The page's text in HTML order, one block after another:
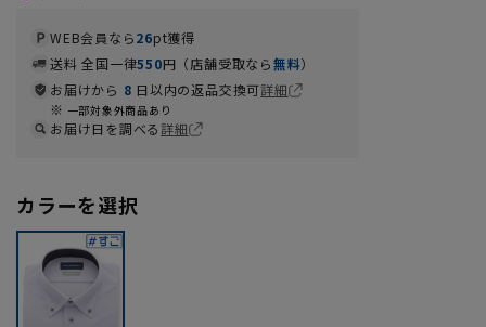
WEB会員なら26pt獲得
送料 全国一律550円（店舗受取なら無料）
お届けから 8 日以内の返品交換可詳細
一部対象外商品あり
お届け日を調べる詳細
カラーを選択